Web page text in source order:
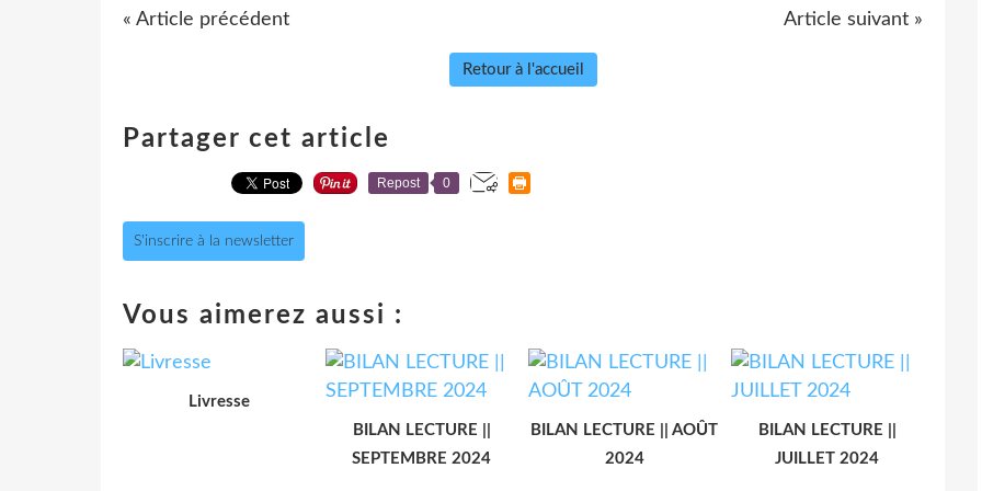
« Article précédent Article suivant »
Retour à l'accueil
Partager cet article
Repost 0
S'inscrire à la newsletter
Vous aimerez aussi :
Livresse
BILAN LECTURE ||
SEPTEMBRE 2024
BILAN LECTURE || AOÛT
2024
BILAN LECTURE ||
JUILLET 2024